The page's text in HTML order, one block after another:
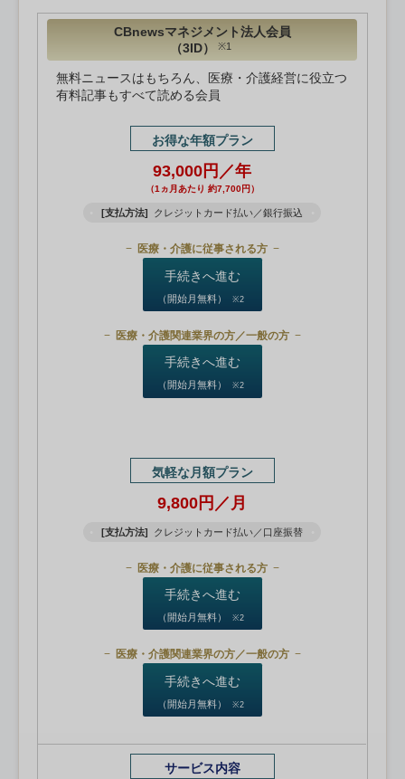
CBnewsマネジメント法人会員
（3ID）
※1
無料ニュースはもちろん、医療・介護経営に役立つ
有料記事もすべて読める会員
お得な年額プラン
93,000円／年
（1ヵ月あたり 約7,700円）
[支払方法] クレジットカード払い／銀行振込
医療・介護に従事される方
手続きへ進む
（開始月無料） ※2
医療・介護関連業界の方／一般の方
手続きへ進む
（開始月無料） ※2
気軽な月額プラン
9,800円／月
[支払方法] クレジットカード払い／口座振替
医療・介護に従事される方
手続きへ進む
（開始月無料） ※2
医療・介護関連業界の方／一般の方
手続きへ進む
（開始月無料） ※2
サービス内容